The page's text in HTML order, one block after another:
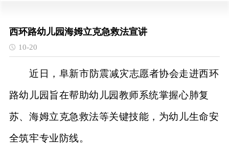
西环路幼儿园海姆立克急救法宣讲
10-20
近日，阜新市防震减灾志愿者协会走进西环
路幼儿园旨在帮助幼儿园教师系统掌握心肺复
苏、海姆立克急救法等关键技能，为幼儿生命安
全筑牢专业防线。